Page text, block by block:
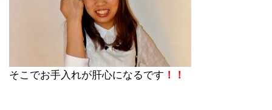
そこでお手入れが肝心になるです ！！